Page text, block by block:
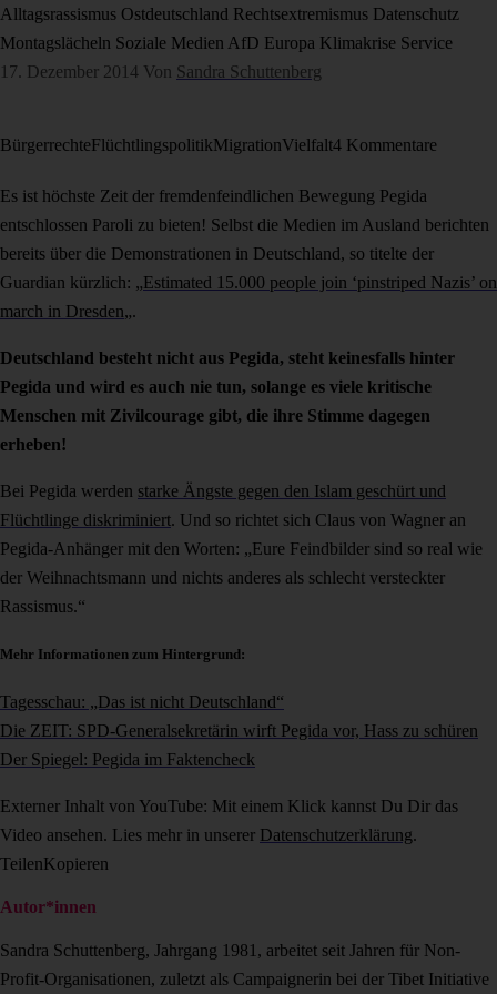
Alltagsrassismus Ostdeutschland Rechtsextremismus Datenschutz
Montagslächeln Soziale Medien AfD Europa Klimakrise Service
17. Dezember 2014 Von Sandra Schuttenberg
BürgerrechteFlüchtlingspolitikMigrationVielfalt4 Kommentare
Es ist höchste Zeit der fremdenfeindlichen Bewegung Pegida
entschlossen Paroli zu bieten! Selbst die Medien im Ausland berichten
bereits über die Demonstrationen in Deutschland, so titelte der
Guardian kürzlich: „Estimated 15.000 people join ‘pinstriped Nazis’ on
march in Dresden„.
Deutschland besteht nicht aus Pegida, steht keinesfalls hinter
Pegida und wird es auch nie tun, solange es viele kritische
Menschen mit Zivilcourage gibt, die ihre Stimme dagegen
erheben!
Bei Pegida werden starke Ängste gegen den Islam geschürt und
Flüchtlinge diskriminiert. Und so richtet sich Claus von Wagner an
Pegida-Anhänger mit den Worten: „Eure Feindbilder sind so real wie
der Weihnachtsmann und nichts anderes als schlecht versteckter
Rassismus.“
Mehr Informationen zum Hintergrund:
Tagesschau: „Das ist nicht Deutschland“
Die ZEIT: SPD-Generalsekretärin wirft Pegida vor, Hass zu schüren
Der Spiegel: Pegida im Faktencheck
Externer Inhalt von YouTube: Mit einem Klick kannst Du Dir das
Video ansehen. Lies mehr in unserer Datenschutzerklärung.
TeilenKopieren
Autor*innen
Sandra Schuttenberg, Jahrgang 1981, arbeitet seit Jahren für Non-
Profit-Organisationen, zuletzt als Campaignerin bei der Tibet Initiative